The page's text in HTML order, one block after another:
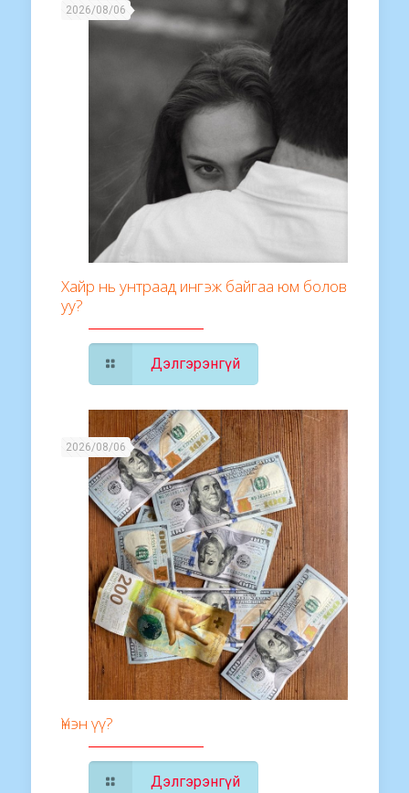
2026/08/06
Хайр нь унтраад ингэж байгаа юм болов
уу?
Дэлгэрэнгүй
2026/08/06
Үнэн үү?
Дэлгэрэнгүй